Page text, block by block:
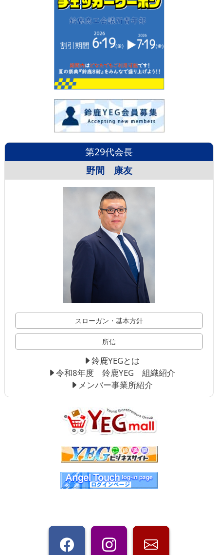
第29代会長
野間 康友
スローガン・基本方針
所信
鈴鹿YEGとは
令和8年度 鈴鹿YEG 組織紹介
メンバー事業所紹介